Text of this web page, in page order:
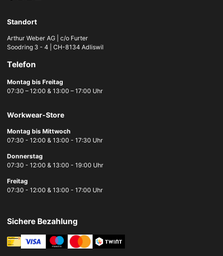
Standort
Arthur Weber AG | c/o Furter
Soodring 3 - 4 | CH-8134 Adliswil
Telefon
Montag bis Freitag
07:30 – 12:00 & 13:00 – 17:00 Uhr
Workwear-Store
Montag bis Mittwoch
07:30 - 12:00 & 13:00 - 17:30 Uhr
Donnerstag
07:30 - 12:00 & 13:00 - 19:00 Uhr
Freitag
07:30 - 12:00 & 13:00 - 17:00 Uhr
Sichere Bezahlung